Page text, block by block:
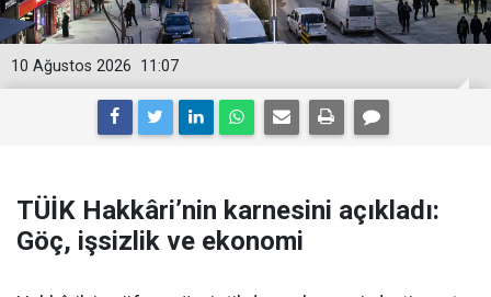
11:07
10 Ağustos 2026
TÜİK Hakkâri’nin karnesini açıkladı:
Göç, işsizlik ve ekonomi